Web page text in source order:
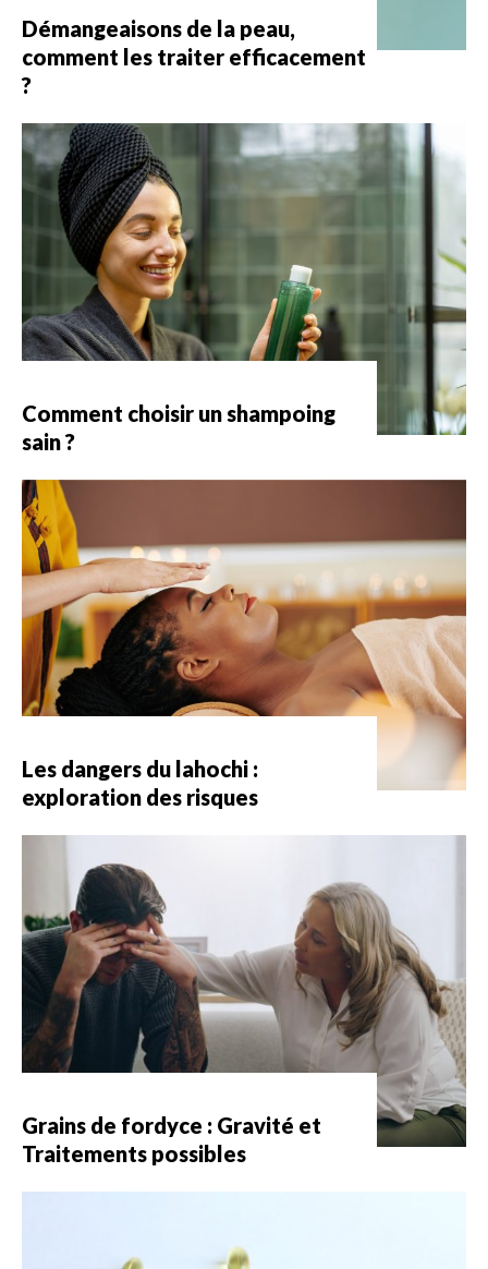
Démangeaisons de la peau,
comment les traiter efficacement
?
Comment choisir un shampoing
sain ?
Les dangers du lahochi :
exploration des risques
Grains de fordyce : Gravité et
Traitements possibles